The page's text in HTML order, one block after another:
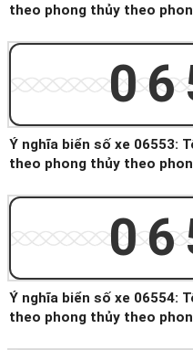
theo phong thủy theo
Ý nghĩa biển số xe 06553:
theo phong thủy theo
Ý nghĩa biển số xe 06554:
theo phong thủy theo